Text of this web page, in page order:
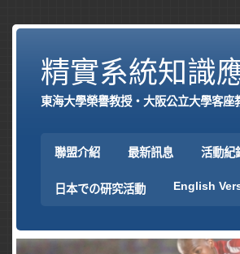
精實系統知識
東海大學榮譽教授‧大阪公立大學客座
聯盟介紹 最新訊息 活動紀
日本での研究活動 English